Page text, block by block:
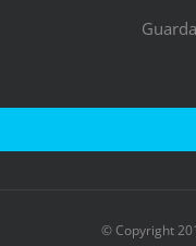
© Copyright